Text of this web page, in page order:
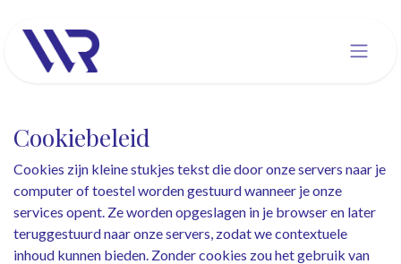
Cookiebeleid
Cookies zijn kleine stukjes tekst die door onze servers naar je
computer of toestel worden gestuurd wanneer je onze
services opent. Ze worden opgeslagen in je browser en later
teruggestuurd naar onze servers, zodat we contextuele
inhoud kunnen bieden. Zonder cookies zou het gebruik van